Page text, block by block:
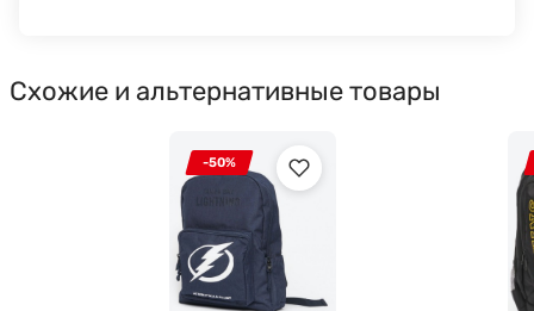
Схожие и альтернативные товары
-50%